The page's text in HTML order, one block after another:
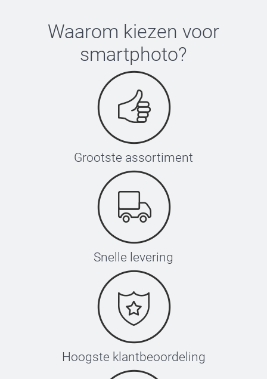
Waarom kiezen voor
smartphoto?
Grootste assortiment
Snelle levering
Hoogste klantbeoordeling